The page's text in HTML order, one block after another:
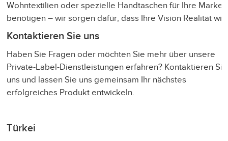
Wohntextilien oder spezielle Handtaschen für Ihre Marke
benötigen – wir sorgen dafür, dass Ihre Vision Realität
Kontaktieren Sie uns
Haben Sie Fragen oder möchten Sie mehr über unsere
Private-Label-Dienstleistungen erfahren? Kontaktieren Sie
uns und lassen Sie uns gemeinsam Ihr nächstes
erfolgreiches Produkt entwickeln.
Türkei